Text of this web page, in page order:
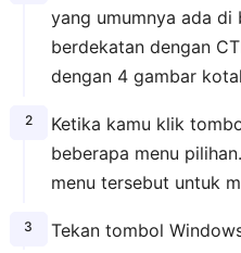
yang umumnya ada
berdekatan dengan
dengan 4 gambar
Ketika kamu klik
beberapa menu
menu tersebut untuk
Tekan tombol